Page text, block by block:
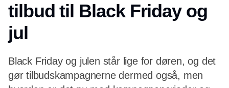
tilbud til Black Friday og
jul
Black Friday og julen står lige for døren, og det
gør tilbudskampagnerne dermed også, men